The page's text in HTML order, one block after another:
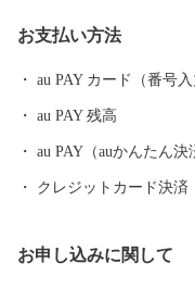
お支払い方法
au PAY カード（番号入
au PAY 残高
au PAY（auかんたん
クレジットカード決済
お申し込みに関して